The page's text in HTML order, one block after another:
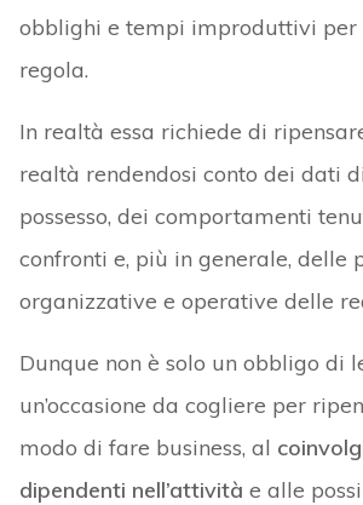
obblighi e tempi improduttivi per
regola.
In realtà essa richiede di
realtà rendendosi conto dei dati
possesso, dei comportamenti
confronti e, più in generale, delle
organizzative e operative delle
Dunque non è solo un obbligo di
un’occasione da cogliere per
modo di fare business, al
dipendenti nell’attività e alle